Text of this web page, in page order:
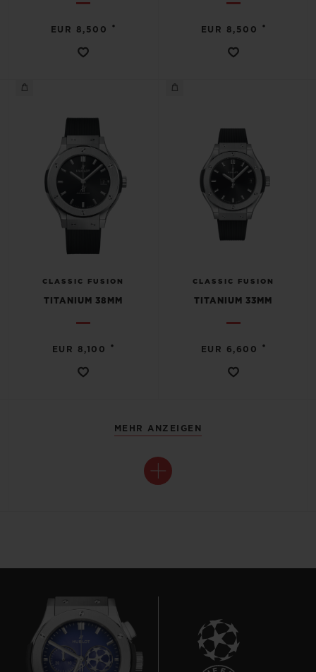
EUR 8,500 • EUR 8,500 •
CLASSIC FUSION
TITANIUM 38MM
EUR 8,100 •
CLASSIC FUSION
TITANIUM 33MM
EUR 6,600 •
MEHR ANZEIGEN